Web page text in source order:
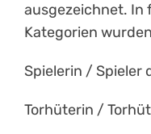
ausgezeichnet. In
Kategorien
Spielerin / Spieler
Torhüterin /